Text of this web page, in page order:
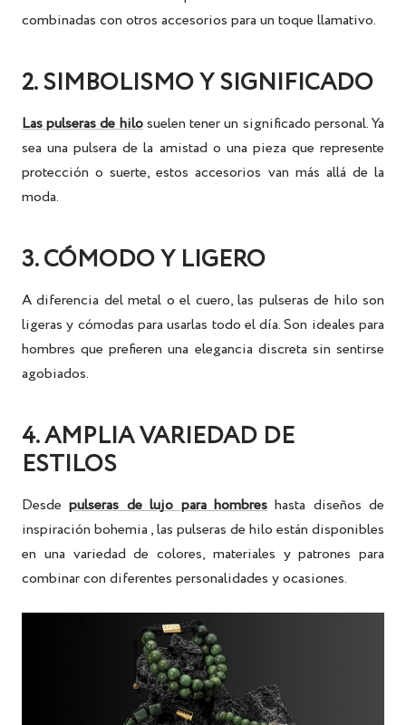
combinadas con otros accesorios para un toque llamativo.
2. SIMBOLISMO Y SIGNIFICADO
Las pulseras de hilosuelen tener un significado personal. Ya
sea una pulsera de la amistad o una pieza que represente
protección o suerte, estos accesorios van más allá de la
moda.
3. CÓMODO Y LIGERO
A diferencia del metal o el cuero, las pulseras de hilo son
ligeras y cómodas para usarlas todo el día. Son ideales para
hombres que prefieren una elegancia discreta sin sentirse
agobiados.
4. AMPLIA VARIEDAD DE
ESTILOS
Desde pulseras de lujo para hombres hasta diseños de
inspiración bohemia , las pulseras de hilo están disponibles
en una variedad de colores, materiales y patrones para
combinar con diferentes personalidades y ocasiones.